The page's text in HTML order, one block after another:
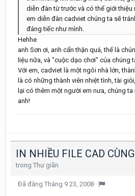
diễn đàn từ trước và có thể giới thiệu
em diễn đàn cadviet chúng ta sẽ
đáng tiếc như mình.
Hehhe
anh Sơn ơi, anh cẩn thận quá, thế là
liệu nữa, và "cuộc dạo chơi" của chúng
Với em, cadviet là một ngôi nhà lớn,
là có những thành viên nhiệt tình, tài
lại có thêm một người em nưa, chúng
anh!
IN NHIỀU FILE CAD
trong Thư giãn
Đã đăng Tháng 9 23, 2008 ·